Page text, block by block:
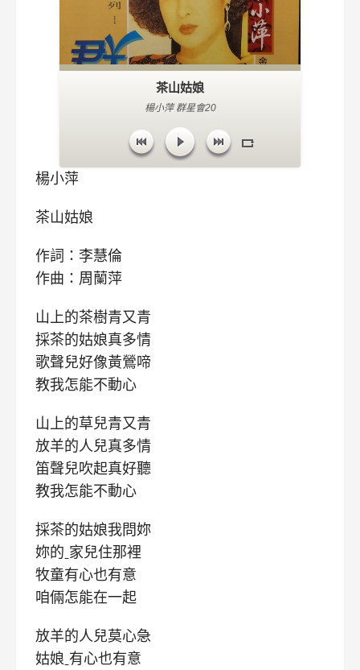
茶山姑娘
楊小萍 群星會20
楊小萍
茶山姑娘
作詞：李慧倫
作曲：周蘭萍
山上的茶樹青又青
採茶的姑娘真多情
歌聲兒好像黃鶯啼
教我怎能不動心
山上的草兒青又青
放羊的人兒真多情
笛聲兒吹起真好聽
教我怎能不動心
採茶的姑娘我問妳
妳的ˍ家兒住那裡
牧童有心也有意
咱倆怎能在一起
放羊的人兒莫心急
姑娘ˍ有心也有意